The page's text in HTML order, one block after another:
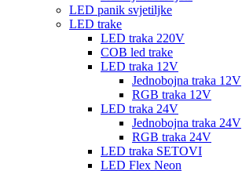
LED panik svjetiljke
LED trake
LED traka 220V
COB led trake
LED traka 12V
Jednobojna traka 12V
RGB traka 12V
LED traka 24V
Jednobojna traka 24V
RGB traka 24V
LED traka SETOVI
LED Flex Neon